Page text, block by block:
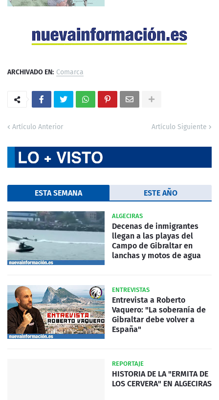
ARCHIVADO EN: Comarca
Artículo Anterior Artículo Siguiente
ESTA SEMANA ESTE AÑO
ALGECIRAS
Decenas de inmigrantes
llegan a las playas del
Campo de Gibraltar en
lanchas y motos de agua
ENTREVISTAS
Entrevista a Roberto
Vaquero: "La soberanía de
Gibraltar debe volver a
España"
REPORTAJE
HISTORIA DE LA "ERMITA DE
LOS CERVERA" EN ALGECIRAS